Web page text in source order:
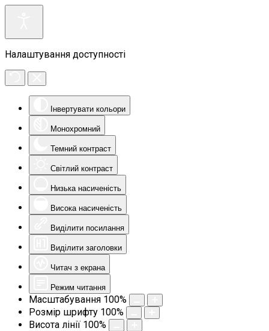
Налаштування доступності
Інвертувати кольори
Монохромний
Темний контраст
Світлий контраст
Низька насиченість
Висока насиченість
Виділити посилання
Виділити заголовки
Читач з екрана
Режим читання
Масштабування 100%
Розмір шрифту 100%
Висота лінії 100%